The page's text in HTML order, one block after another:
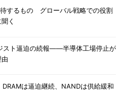
するもの グローバル戦略での役割
く
スト逼迫の続報――半導体工場停止が
由
は逼迫継続、NANDは供給緩和